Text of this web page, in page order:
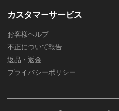
カスタマーサービス
お客様ヘルプ
不正について報告
返品・返金
プライバシーポリシー